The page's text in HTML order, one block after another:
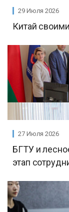
29 Июля 2026
Китай
27 Июля 2026
БГТУ и
этап